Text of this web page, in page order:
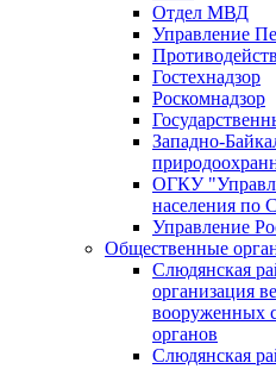
Отдел МВД
Управление
Гостехнадзор
Роскомнадзор
Западно-
ОГКУ
населения по
Управление
Общественные
Слюдянская
организация
вооруженных
органов
Слюдянская